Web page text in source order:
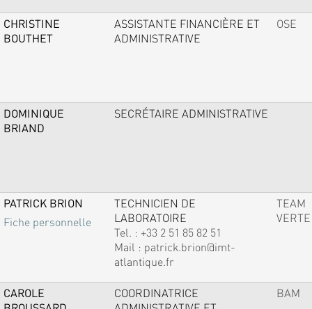
CHRISTINE
BOUTHET
ASSISTANTE FINANCIÈRE ET
ADMINISTRATIVE
OSE
DOMINIQUE
BRIAND
SECRÉTAIRE ADMINISTRATIVE
PATRICK BRION
Fiche personnelle
TECHNICIEN DE
LABORATOIRE
Tel. : +33 2 51 85 82 51
Mail : patrick.brion@imt-
atlantique.fr
TEAM
VERTE
CAROLE
COORDINATRICE
BAM